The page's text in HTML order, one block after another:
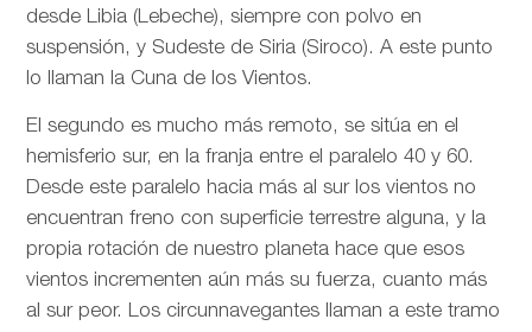
desde Libia (Lebeche), siempre con polvo en
suspensión, y Sudeste de Siria (Siroco). A este punto
lo llaman la Cuna de los Vientos.
El segundo es mucho más remoto, se sitúa en el
hemisferio sur, en la franja entre el paralelo 40 y 60.
Desde este paralelo hacia más al sur los vientos no
encuentran freno con superficie terrestre alguna, y la
propia rotación de nuestro planeta hace que esos
vientos incrementen aún más su fuerza, cuanto más
al sur peor. Los circunnavegantes llaman a este tramo